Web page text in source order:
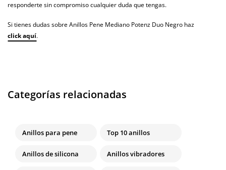
responderte sin compromiso cualquier duda que tengas.
Si tienes dudas sobre Anillos Pene Mediano Potenz Duo Negro haz
click aquí.
Categorías relacionadas
Anillos para pene Top 10 anillos
Anillos de silicona Anillos vibradores